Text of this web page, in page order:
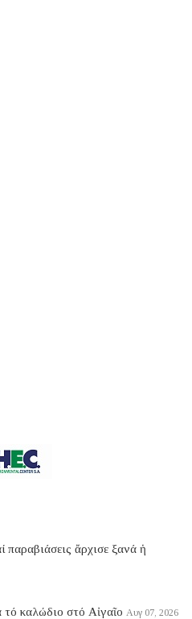
παραβιάσεις ἄρχισε ξανά ἡ
καλώδιο στό Αἰγαῖο Αυγ 07, 2026